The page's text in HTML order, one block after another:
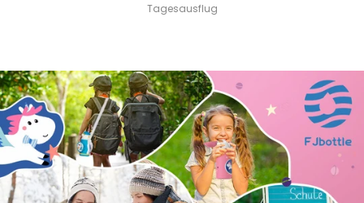
Tagesausflug